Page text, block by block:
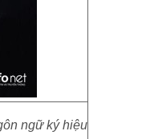
ngữ ký hiệu